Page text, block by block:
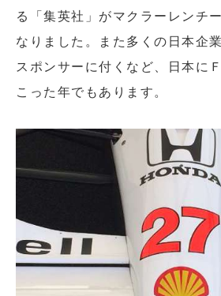
る「集英社」がマクラーレンチ
なりました。また多くの日本企
スポンサーに付くなど、日本に
こった年でもあります。